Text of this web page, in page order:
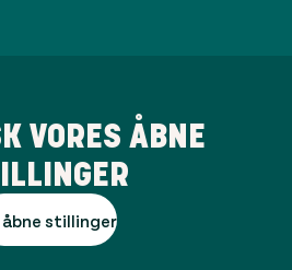
VORES ÅBNE
åbne stillinger